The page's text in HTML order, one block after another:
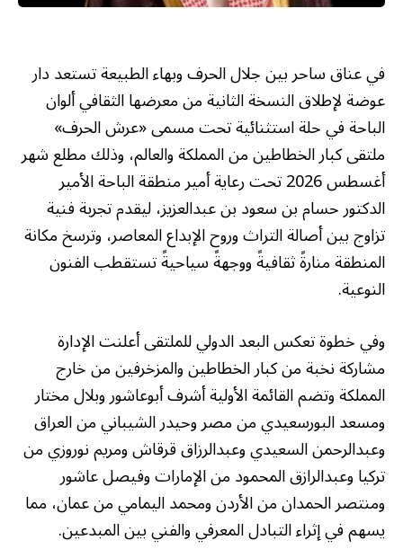
في عناق ساحر بين جلال الحرف وبهاء الطبيعة تستعد دار
عوضة لإطلاق النسخة الثانية من معرضها الثقافي ألوان
الباحة في حلة استثنائية تحت مسمى «عرش الحرف»
ملتقى كبار الخطاطين من المملكة والعالم، وذلك مطلع شهر
أغسطس 2026 تحت رعاية أمير منطقة الباحة الأمير
الدكتور حسام بن سعود بن عبدالعزيز، ليقدم تجربة فنية
تزاوج بين أصالة التراث وروح الإبداع المعاصر، وترسخ مكانة
المنطقة منارةً ثقافيةً ووجهةً سياحيةً تستقطب الفنون
النوعية.
وفي خطوة تعكس البعد الدولي للملتقى أعلنت الإدارة
مشاركة نخبة من كبار الخطاطين والمزخرفين من خارج
المملكة وتضم القائمة الأولية أشرف أبوعاشور وبلال مختار
ومسعد البورسعيدي من مصر وحيدر الشيباني من العراق
وعبدالرحمن السعيدي وعبدالرزاق قرقاش ومريم نوروزي من
تركيا وعبدالرازق المحمود من الإمارات وفيصل عاشور
ومنتصر الحمدان من الأردن ومحمد اليمامي من عمان، مما
يسهم في إثراء التبادل المعرفي والفني بين المبدعين.